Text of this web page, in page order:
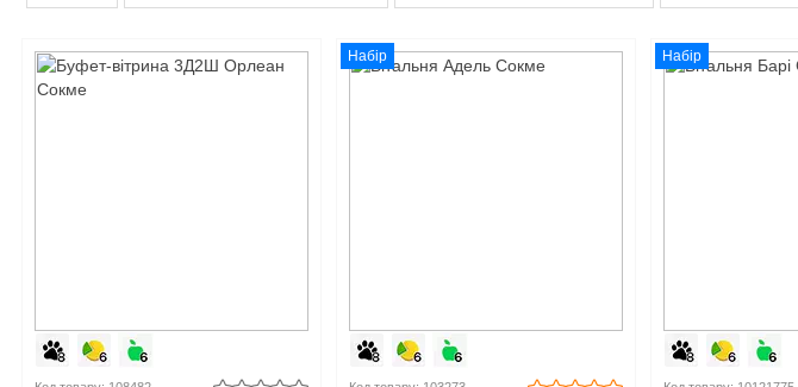
Набір Набір